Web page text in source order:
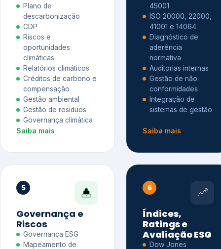
Plano de
descarbonização
CDP
Riscos e
oportunidades
climáticas
Relatórios climáticos
Créditos de carbono e
compensação
Gestão ambiental
Gestão de resíduos
Governança climática
Saiba mais
45001
ISO 20000, 22000,
41001 e 14064
Diagnóstico de
aderência
normativa
Auditorias internas
Gestão de não
conformidades
Integração de
sistemas de gestão
Saiba mais
5
Governança e
Riscos
Governança ESG
Mapeamento de
6
Índices,
Ratings e
Avaliação ESG
Dow Jones